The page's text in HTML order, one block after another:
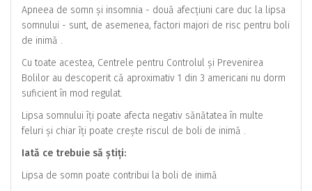
Apneea de somn și insomnia - două afecțiuni care duc la lipsa
somnului - sunt, de asemenea, factori majori de risc pentru boli
de inimă .
Cu toate acestea, Centrele pentru Controlul și Prevenirea
Bolilor au descoperit că aproximativ 1 din 3 americani nu dorm
suficient în mod regulat.
Lipsa somnului îți poate afecta negativ sănătatea în multe
feluri și chiar îți poate crește riscul de boli de inimă .
Iată ce trebuie să știți:
Lipsa de somn poate contribui la boli de inimă